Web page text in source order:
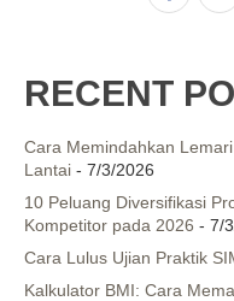
RECENT
Cara Memindahkan
Lantai - 7/3/2026
10 Peluang Diversifikasi
Kompetitor pada 2026 - 7/
Cara Lulus Ujian Praktik
Kalkulator BMI: Cara